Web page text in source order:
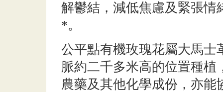
解鬱結，減低焦慮及緊張情
*。
公平點有機玫瑰花屬大馬士
脈約二千多米高的位置種植
農藥及其他化學成份，亦